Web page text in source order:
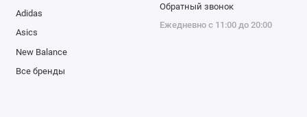
Adidas
Asics
New Balance
Все бренды
Обратный звонок
Ежедневно с 11:00 до 20:00